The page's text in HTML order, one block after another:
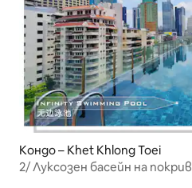
Кондо – Khet Khlong Toei
2/ Луксозен басейн на